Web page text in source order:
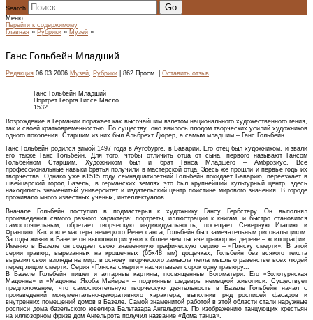
Search
Меню
Перейти к содержимому
Главная » Рубрики » Музей »
Ганс Гольбейн Младший
Редакция 06.03.2006 Музей, Рубрики | 862 Просм. | Оставить отзыв
Ганс Гольбейн Младший
Портрет Георга Гиссе Масло
1532
Возрождение в Германии поражает как высочайшим взлетом национального художественного гения,
так и своей кратковременностью. По существу, оно явилось плодом творческих усилий художников
одного поколения. Старшим из них был Альбрехт Дюрер, а самым младшим – Ганс Гольбейн.
Ганс Гольбейн родился зимой 1497 года в Аугсбурге, в Баварии. Его отец был художником, и звали
его также Ганс Гольбейн. Для того, чтобы отличить отца от сына, первого называют Гансом
Гольбейном Старшим. Художником был и брат Ганса Младшего – Амброзиус. Все
профессиональные навыки братья получили в мастерской отца. Здесь же прошли и первые годы их
творчества. Однако уже в1515 году семнадцатилетний Гольбейн покидает Баварию, переезжает в
швейцарский город Базель, в германских землях это был крупнейший культурный центр, здесь
находились знаменитый университет и издательский центр поистине мирового значения. В городе
проживало много известных ученых, интеллектуалов.
Вначале Гольбейн поступил в подмастерья к художнику Гансу Гербстеру. Он выполнял
произведения самого разного характера: портреты, иллюстрации к книгам, и быстро становится
самостоятельным, обретает творческую индивидуальность, посещает Северную Италию и
Францию. Как и все мастера немецкого Ренессанса, Гольбейн был замечательным рисовальщиком.
За годы жизни в Базеле он выполнил рисунки к более чем тысяче гравюр на дереве – ксилографии.
Именно в Базеле он создает свою знаменитую графическую серию – «Пляску смерти». В этой
серии гравюр, вырезанных на крошечных (65х48 мм) дощечках, Гольбейн без всякого текста
выразил свои взгляды на мир: в основу творческого замысла легла мысль о равенстве всех людей
перед лицом смерти. Серия «Пляска смерти» насчитывает сорок одну гравюру...
В Базеле Гольбейн пишет и алтарные картины, посвященные Богоматери. Его «Золотурнская
Мадонна» и «Мадонна Якоба Майера» – подлинные шедевры немецкой живописи. Существует
предположение, что самостоятельную творческую деятельность в Базеле Гольбейн начал с
произведений монументально-декоративного характера, выполнив ряд росписей фасадов и
внутренних помещений домов в Базеле. Самой знаменитой работой в этой области стали наружные
росписи дома базельского ювелира Бальтазара Ангельрота. По изображению танцующих крестьян
на иллюзорном фризе дом Ангельрота получил название «Дома танца».